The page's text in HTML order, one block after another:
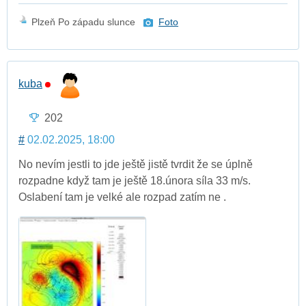
Plzeň Po západu slunce Foto
kuba
202
# 02.02.2025, 18:00
No nevím jestli to jde ještě jistě tvrdit že se úplně
rozpadne když tam je ještě 18.února síla 33 m/s.
Oslabení tam je velké ale rozpad zatím ne .